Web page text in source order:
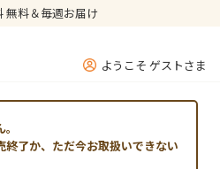
無料＆毎週お届け
ようこそ ゲストさま
終了か、ただ今お取扱いできない